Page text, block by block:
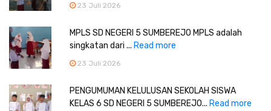
23 Juli 2026
MPLS SD NEGERI 5 SUMBEREJO MPLS adalah
singkatan dari ... Read more
23 Juli 2026
PENGUMUMAN KELULUSAN SEKOLAH SISWA
KELAS 6 SD NEGERI 5 SUMBEREJO... Read more